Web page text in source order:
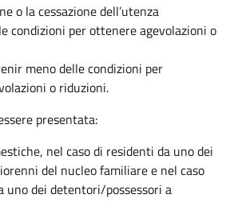
o la cessazione dell’utenza
condizioni per ottenere agevolazioni o
meno delle condizioni per
o riduzioni.
presentata:
nel caso di residenti da uno dei
del nucleo familiare e nel caso
uno dei detentori/possessori a